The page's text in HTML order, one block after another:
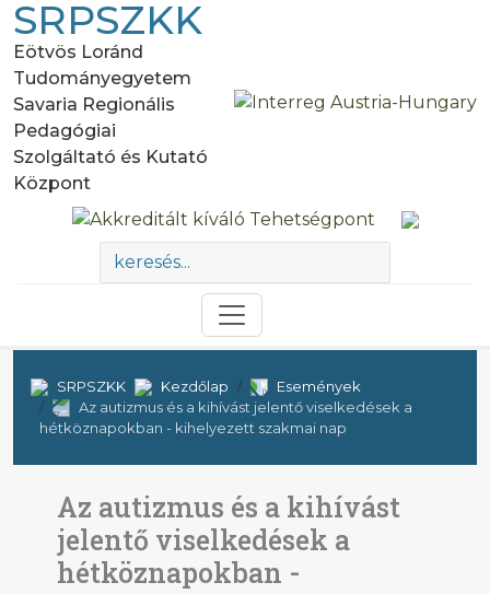
SRPSZKK
Eötvös Loránd
Tudományegyetem
Savaria Regionális
Pedagógiai
Szolgáltató és Kutató
Központ
SRPSZKK Kezdőlap
Események
Az autizmus és a kihívást jelentő viselkedések a
hétköznapokban - kihelyezett szakmai nap
Az autizmus és a kihívást
jelentő viselkedések a
hétköznapokban -